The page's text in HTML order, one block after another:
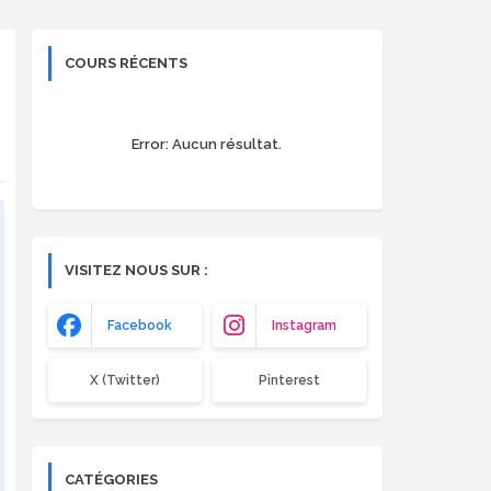
COURS RÉCENTS
Error: Aucun résultat.
VISITEZ NOUS SUR :
Facebook Instagram
X (Twitter) Pinterest
CATÉGORIES